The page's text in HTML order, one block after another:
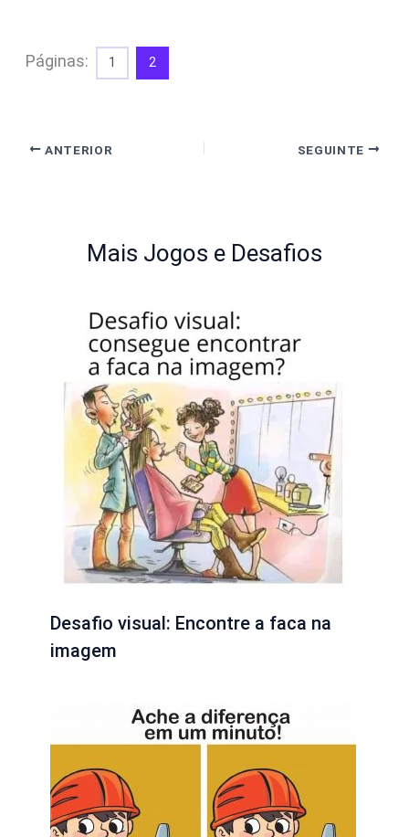
Páginas: 1 2
ANTERIOR SEGUINTE
Mais Jogos e Desafios
Desafio visual: Encontre a faca na
imagem